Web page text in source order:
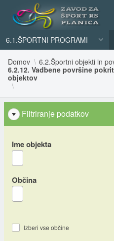
6.1.ŠPORTNI PROGRAMI
Domov
6.2.Športni objekti in
6.2.12. Vadbene površine
objektov
Filtriranje podatkov
Ime objekta
Občina
Izberi vse občine